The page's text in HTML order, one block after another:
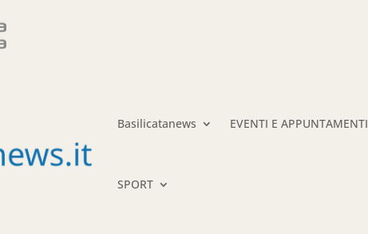
Basilicatanews EVENTI E APPUNTAMENTI
SPORT